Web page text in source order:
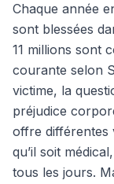
Chaque année
sont blessées
11 millions sont
courante selon
victime, la
préjudice
offre différentes
qu’il soit
tous les jours.